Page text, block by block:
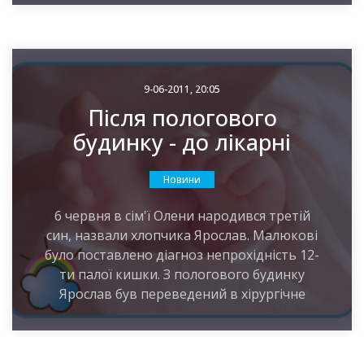
9-06-2011, 20:05
Після пологового
будинку - до лікарні
Новини
6 червня в сім'ї Олени народився третій
син, назвали хлопчика Ярослав. Малюкові
було поставлено діагноз непрохідність 12-
ти палої кишки. З пологового будинку
Ярослав був переведений в хірургічне